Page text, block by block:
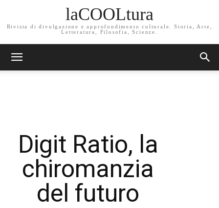
laCOOLtura
Rivista di divulgazione e approfondimento culturale. Storia, Arte,
Letteratura, Filosofia, Scienze.
Digit Ratio, la
chiromanzia
del futuro